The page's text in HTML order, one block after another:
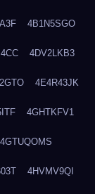
4B1N5SGO
4DV2LKB3
4E4R43JK
4GHTKFV1
4GTUQOMS
4HVMV9QI